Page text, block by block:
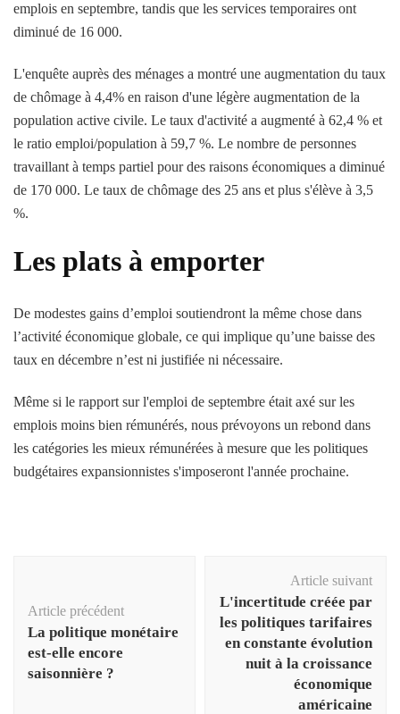
emplois en septembre, tandis que les services temporaires ont
diminué de 16 000.
L'enquête auprès des ménages a montré une augmentation du taux
de chômage à 4,4% en raison d'une légère augmentation de la
population active civile. Le taux d'activité a augmenté à 62,4 % et
le ratio emploi/population à 59,7 %. Le nombre de personnes
travaillant à temps partiel pour des raisons économiques a diminué
de 170 000. Le taux de chômage des 25 ans et plus s'élève à 3,5
%.
Les plats à emporter
De modestes gains d’emploi soutiendront la même chose dans
l’activité économique globale, ce qui implique qu’une baisse des
taux en décembre n’est ni justifiée ni nécessaire.
Même si le rapport sur l'emploi de septembre était axé sur les
emplois moins bien rémunérés, nous prévoyons un rebond dans
les catégories les mieux rémunérées à mesure que les politiques
budgétaires expansionnistes s'imposeront l'année prochaine.
Article précédent
La politique monétaire
est-elle encore
saisonnière ?
Article suivant
L'incertitude créée par
les politiques tarifaires
en constante évolution
nuit à la croissance
économique
américaine